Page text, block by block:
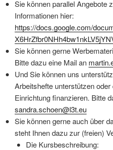
Sie können parallel Angebote
Informationen hier:
https://docs.google.com/
Sie können gerne
Bitte dazu eine Mail an
Und Sie können uns
Arbeitshefte unterstützen
Einrichtung finanzieren. Bitte
sandra.schoen@l3t.eu
Sie können gerne auch über
steht Ihnen dazu zur (freien)
Die Kursbeschreibung: